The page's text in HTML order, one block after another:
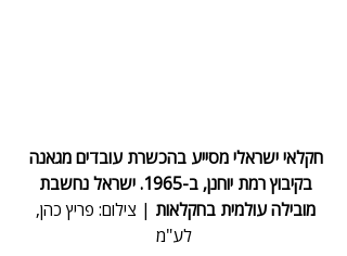
חקלאי ישראלי מסייע בהכשרת עובדים מגאנה
בקיבוץ רמת יוחנן, ב-1965. ישראל נחשבת
מובילה עולמית בחקלאות | צילום: פריץ כהן,
לע"מ